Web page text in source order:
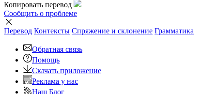
Копировать перевод
Сообщить о проблеме
Перевод Контексты Спряжение и склонение Грамматика
Обратная связь
Помощь
Скачать приложение
Реклама у нас
Наш Блог